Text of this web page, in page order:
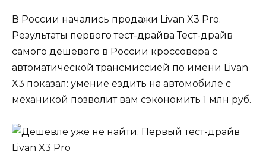
В России начались продажи Livan X3 Pro.
Результаты первого тест-драйва Тест-драйв
самого дешевого в России кроссовера с
автоматической трансмиссией по имени Livan
X3 показал: умение ездить на автомобиле с
механикой позволит вам сэкономить 1 млн руб.